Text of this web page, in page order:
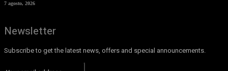
7 agosto, 2026
Newsletter
Subscribe to get the latest news, offers and special announcements.